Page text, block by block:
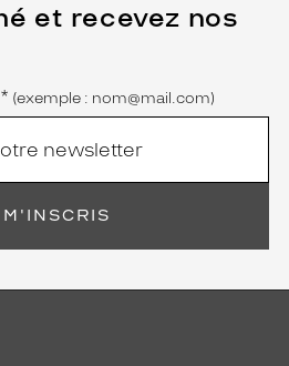
et recevez nos
* (exemple : nom@mail.com)